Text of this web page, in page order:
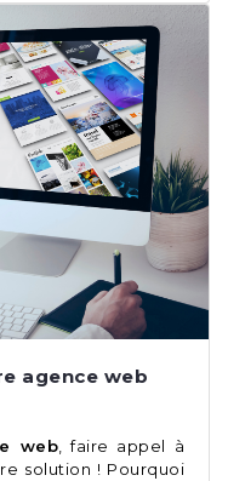
agence web
web , faire appel à
solution ! Pourquoi